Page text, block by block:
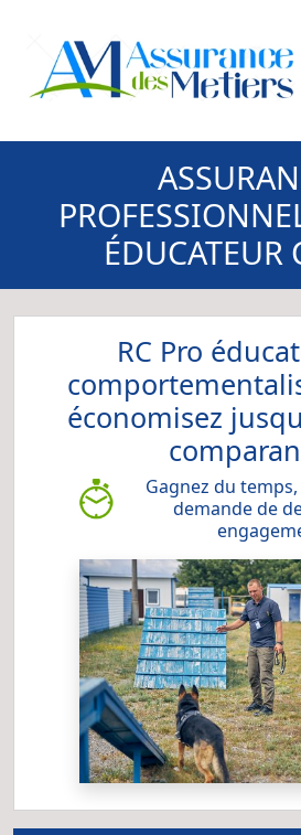
ÉDUCATEUR
RC Pro
économisez
Gagnez du
demande de